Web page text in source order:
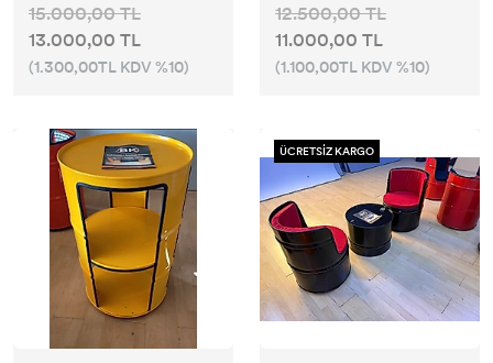
15.000,00 TL
13.000,00 TL
(1.300,00TL KDV %10)
12.500,00 TL
11.000,00 TL
(1.100,00TL KDV %10)
ÜCRETSİZ KARGO